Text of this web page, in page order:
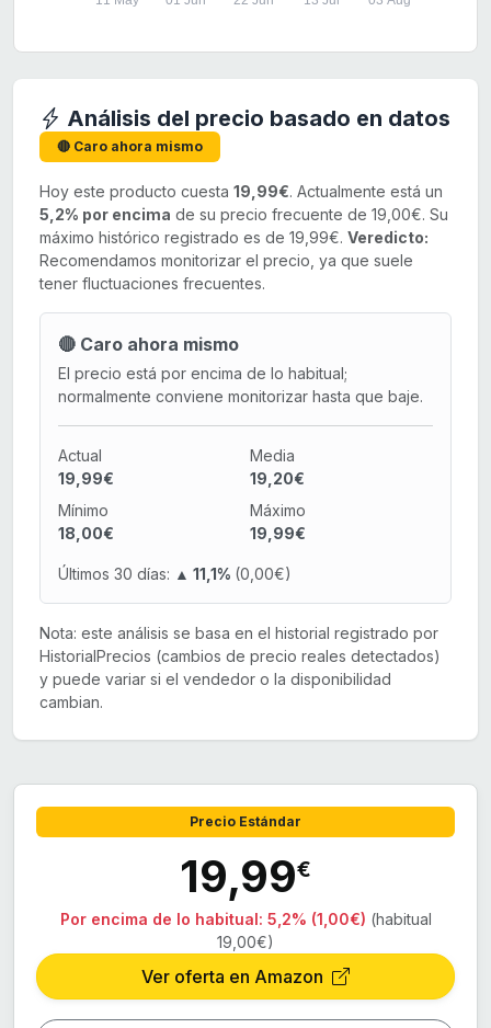
Análisis del precio basado en datos
🔴 Caro ahora mismo
Hoy este producto cuesta 19,99€. Actualmente está un
5,2% por encima de su precio frecuente de 19,00€. Su
máximo histórico registrado es de 19,99€. Veredicto:
Recomendamos monitorizar el precio, ya que suele
tener fluctuaciones frecuentes.
🔴 Caro ahora mismo
El precio está por encima de lo habitual;
normalmente conviene monitorizar hasta que baje.
Actual
19,99€
Media
19,20€
Mínimo
18,00€
Máximo
19,99€
Últimos 30 días: ▲ 11,1% (0,00€)
Nota: este análisis se basa en el historial registrado por
HistorialPrecios (cambios de precio reales detectados)
y puede variar si el vendedor o la disponibilidad
cambian.
Precio Estándar
19,99€
Por encima de lo habitual: 5,2% (1,00€) (habitual
19,00€)
Ver oferta en Amazon